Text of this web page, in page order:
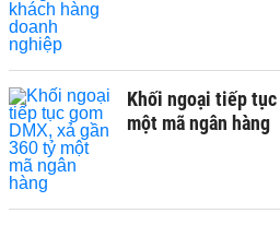
Khối ngoại tiếp tục
một mã ngân hàng